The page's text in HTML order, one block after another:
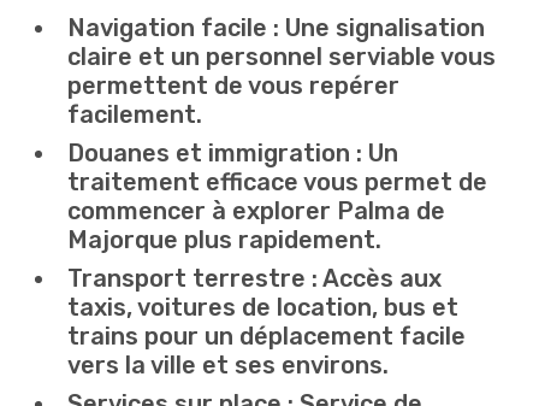
Navigation facile : Une signalisation
claire et un personnel serviable vous
permettent de vous repérer
facilement.
Douanes et immigration : Un
traitement efficace vous permet de
commencer à explorer Palma de
Majorque plus rapidement.
Transport terrestre : Accès aux
taxis, voitures de location, bus et
trains pour un déplacement facile
vers la ville et ses environs.